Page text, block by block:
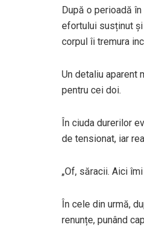
După o perioadă
efortului susținut
corpul îi tremura
Un detaliu aparent
pentru cei doi.
În ciuda durerilor
de tensionat, iar
„Of, săracii. Aici
În cele din urmă,
renunțe, punând